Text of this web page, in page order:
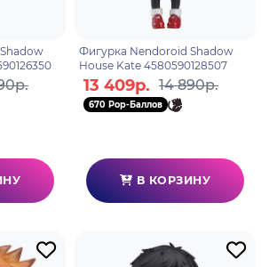
Фигурка Nendoroid Shadow
House Kate 4580590128507
13 409р. 14 890р.
670 Pop-Баллов
В КОРЗИНУ